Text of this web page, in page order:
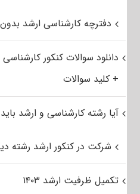
دفترچه کارشناسی ارشد بدون
دانلود سوالات کنکور
+ کلید سوالات
آیا رشته کارشناسی و ارشد
شرکت در کنکور ارشد رشته
تکمیل ظرفیت ارشد ۱۴۰۳